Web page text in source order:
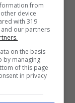
in Bonus
fino a 50€
from
device
with 319
and our partners
on the basis
by managing
of this page
in privacy